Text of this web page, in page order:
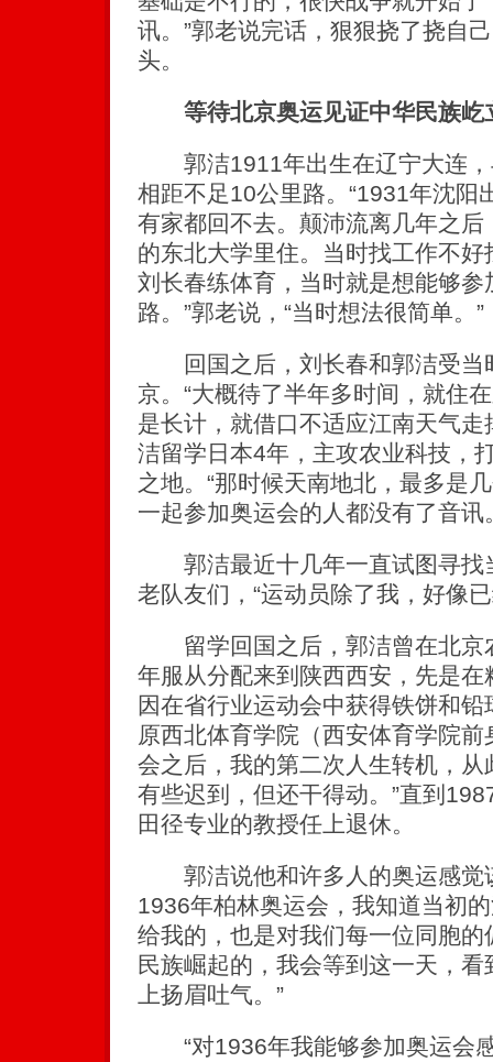
讯。”郭老说完话，狠狠挠了挠自
头。
等待北京奥运见证中华民族屹
郭洁1911年出生在辽宁大连，
相距不足10公里路。“1931年沈阳
有家都回不去。颠沛流离几年之
的东北大学里住。当时找工作不
刘长春练体育，当时就是想能够
路。”郭老说，“当时想法很简单。”
回国之后，刘长春和郭洁受当
京。“大概待了半年多时间，就住
是长计，就借口不适应江南天气走
洁留学日本4年，主攻农业科技，
之地。“那时候天南地北，最多是
一起参加奥运会的人都没有了音讯
郭洁最近十几年一直试图寻找
老队友们，“运动员除了我，好像
留学回国之后，郭洁曾在北京
年服从分配来到陕西西安，先是
因在省行业运动会中获得铁饼和
原西北体育学院（西安体育学院
会之后，我的第二次人生转机，
有些迟到，但还干得动。”直到
田径专业的教授任上退休。
郭洁说他和许多人的奥运感觉
1936年柏林奥运会，我知道当初
给我的，也是对我们每一位同胞
民族崛起的，我会等到这一天，
上扬眉吐气。”
“对1936年我能够参加奥运会